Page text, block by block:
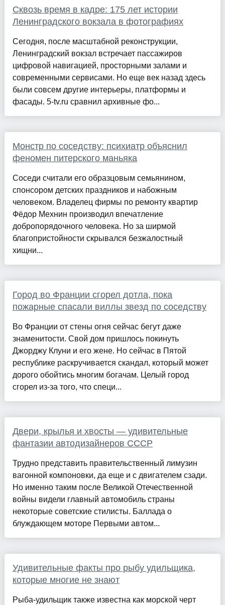
Сквозь время в кадре: 175 лет истории
Ленинградского вокзала в фотографиях
Сегодня, после масштабной реконструкции,
Ленинградский вокзал встречает пассажиров
цифровой навигацией, просторными залами и
современными сервисами. Но еще век назад здесь
были совсем другие интерьеры, платформы и
фасады. 5-tv.ru сравнил архивные фо...
Монстр по соседству: психиатр объяснил
феномен питерского маньяка
Соседи считали его образцовым семьянином,
спонсором детских праздников и набожным
человеком. Владелец фирмы по ремонту квартир
Фёдор Мехнин производил впечатление
добропорядочного человека. Но за ширмой
благопристойности скрывался безжалостный
хищни...
Город во Франции сгорел дотла, пока
пожарные спасали виллы звезд по соседству
Во Франции от стены огня сейчас бегут даже
знаменитости. Свой дом пришлось покинуть
Джорджу Клуни и его жене. Но сейчас в Пятой
республике раскручивается скандал, который может
дорого обойтись многим богачам. Целый город
сгорел из-за того, что специ...
Двери, крылья и хвосты — удивительные
фантазии автодизайнеров СССР
Трудно представить правительственный лимузин
вагонной компоновки, да еще и с двигателем сзади.
Но именно таким после Великой Отечественной
войны видели главный автомобиль страны
некоторые советские стилисты. Баллада о
блуждающем моторе Первыми автом...
Удивительные факты про рыбу удильщика,
которые многие не знают
Рыба-удильщик также известна как морской черт